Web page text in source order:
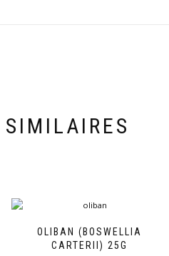
OLIBAN (BOSWELLIA
CARTERII) 25G